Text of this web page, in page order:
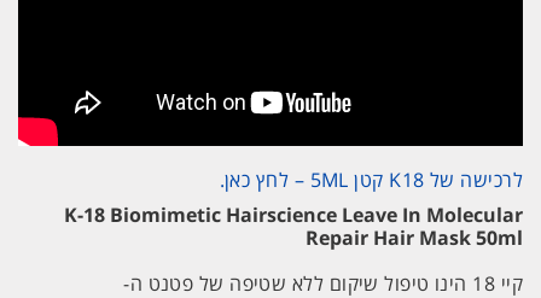
לרכישה של K18 קטן 5ML – לחץ כאן.
K-18 Biomimetic Hairscience Leave In Molecular
Repair Hair Mask 50ml
קיי 18 הינו טיפול שיקום ללא שטיפה של פטנט ה-